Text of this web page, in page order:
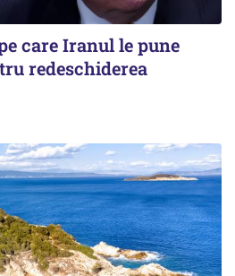
care Iranul le pune
redeschiderea